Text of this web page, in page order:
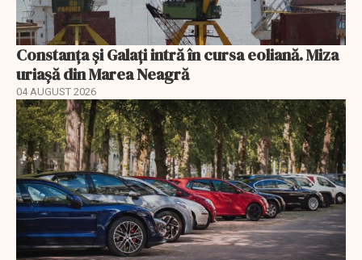
Constanța și Galați intră în cursa eoliană. Miza
uriașă din Marea Neagră
04 AUGUST 2026